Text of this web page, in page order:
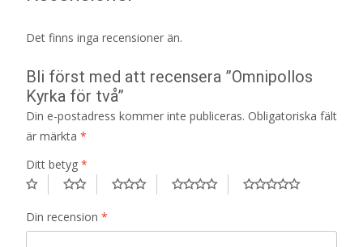
Det finns inga recensioner än.
Bli först med att recensera ”Omnipollos
Kyrka för två”
Din e-postadress kommer inte publiceras. Obligatoriska fält
är märkta *
Ditt betyg *
Din recension *